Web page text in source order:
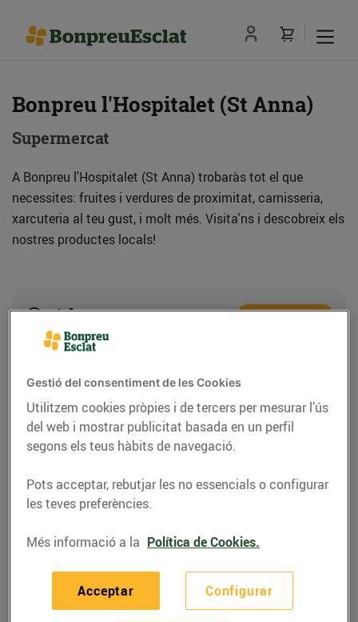
Bonpreu l'Hospitalet (St Anna)
Supermercat
A Bonpreu l'Hospitalet (St Anna) trobaràs tot el que
necessites: fruites i verdures de proximitat, carnisseria,
xarcuteria al teu gust, i molt més. Visita'ns i descobreix els
nostres productes locals!
Adreça Com anar-hi
C. de Santa Anna, 16-18-20 (08901) l'Hospitalet
Telèfon
93 855 53 09
Trucar-hi
Horaris Bonpreu L'hospitalet De
Llobregat
Gestió del consentiment de les Cookies
Utilitzem cookies pròpies i de tercers per mesurar l’ús
del web i mostrar publicitat basada en un perfil
segons els teus hàbits de navegació.
Pots acceptar, rebutjar les no essencials o configurar
les teves preferències.
Més informació a la Política de Cookies.
Configurar
Acceptar